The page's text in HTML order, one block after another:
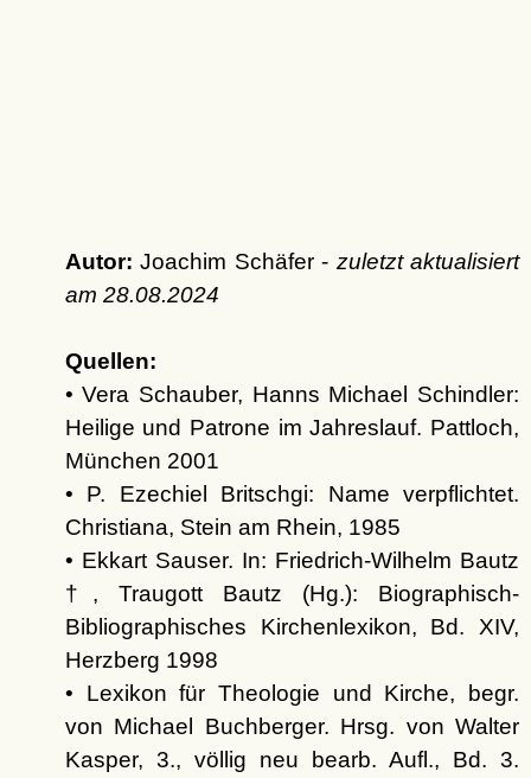
Autor: Joachim Schäfer - zuletzt aktualisiert
am 28.08.2024
Quellen:
• Vera Schauber, Hanns Michael Schindler:
Heilige und Patrone im Jahreslauf. Pattloch,
München 2001
• P. Ezechiel Britschgi: Name verpflichtet.
Christiana, Stein am Rhein, 1985
• Ekkart Sauser. In: Friedrich-Wilhelm Bautz
†, Traugott Bautz (Hg.): Biographisch-
Bibliographisches Kirchenlexikon, Bd. XIV,
Herzberg 1998
• Lexikon für Theologie und Kirche, begr.
von Michael Buchberger. Hrsg. von Walter
Kasper, 3., völlig neu bearb. Aufl., Bd. 3.